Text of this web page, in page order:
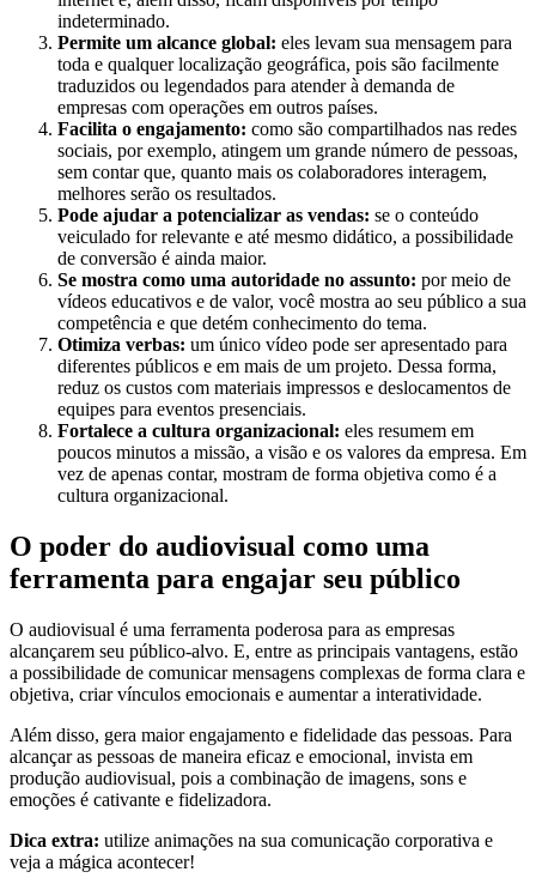
indeterminado.
Permite um alcance global: eles levam sua mensagem para
toda e qualquer localização geográfica, pois são facilmente
traduzidos ou legendados para atender à demanda de
empresas com operações em outros países.
Facilita o engajamento: como são compartilhados nas redes
sociais, por exemplo, atingem um grande número de pessoas,
sem contar que, quanto mais os colaboradores interagem,
melhores serão os resultados.
Pode ajudar a potencializar as vendas: se o conteúdo
veiculado for relevante e até mesmo didático, a possibilidade
de conversão é ainda maior.
Se mostra como uma autoridade no assunto: por meio de
vídeos educativos e de valor, você mostra ao seu público a sua
competência e que detém conhecimento do tema.
Otimiza verbas: um único vídeo pode ser apresentado para
diferentes públicos e em mais de um projeto. Dessa forma,
reduz os custos com materiais impressos e deslocamentos de
equipes para eventos presenciais.
Fortalece a cultura organizacional: eles resumem em
poucos minutos a missão, a visão e os valores da empresa. Em
vez de apenas contar, mostram de forma objetiva como é a
cultura organizacional.
O poder do audiovisual como uma
ferramenta para engajar seu público
O audiovisual é uma ferramenta poderosa para as empresas
alcançarem seu público-alvo. E, entre as principais vantagens, estão
a possibilidade de comunicar mensagens complexas de forma clara e
objetiva, criar vínculos emocionais e aumentar a interatividade.
Além disso, gera maior engajamento e fidelidade das pessoas. Para
alcançar as pessoas de maneira eficaz e emocional, invista em
produção audiovisual, pois a combinação de imagens, sons e
emoções é cativante e fidelizadora.
Dica extra: utilize animações na sua comunicação corporativa e
veja a mágica acontecer!